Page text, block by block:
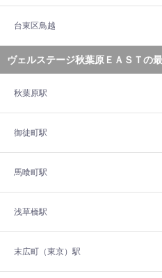
台東区鳥越
ヴェルステージ秋葉原ＥＡＳＴの
秋葉原駅
御徒町駅
馬喰町駅
浅草橋駅
末広町（東京）駅